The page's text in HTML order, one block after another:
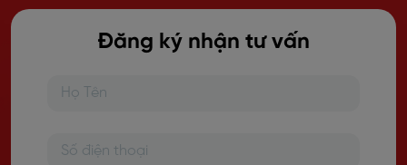
Đăng ký nhận tư vấn